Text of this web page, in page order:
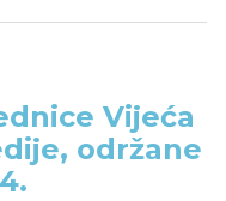
Vijeća
održane